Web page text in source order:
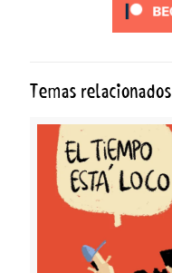
Temas relacionados